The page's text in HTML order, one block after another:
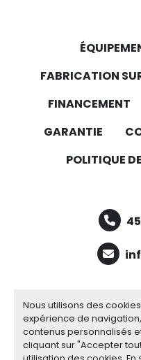
Nous utilisons des
expérience de
contenus personnalisés
cliquant sur "Accepter
FABRICATION
FINANCEMENT
GARANTIE
POLITIQUE